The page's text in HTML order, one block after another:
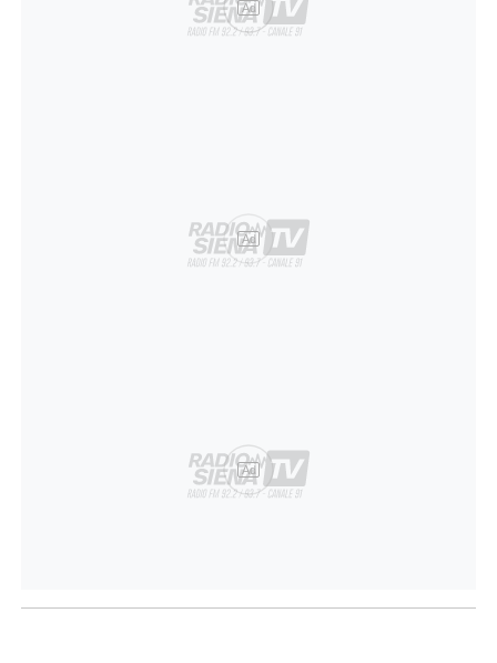
Ad
Ad
Ad